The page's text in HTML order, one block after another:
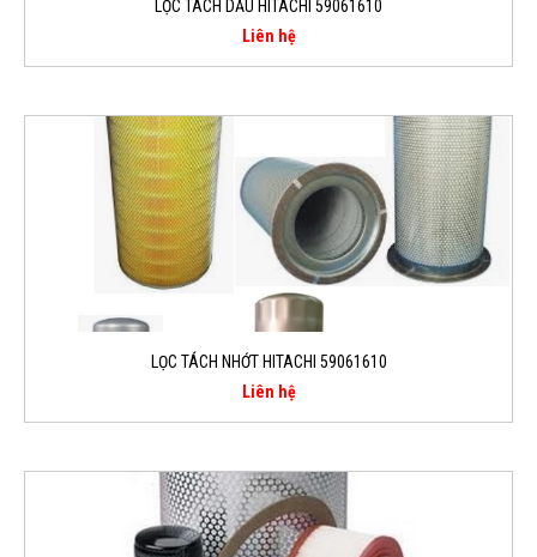
LỌC TÁCH DẦU HITACHI 59061610
Liên hệ
LỌC TÁCH NHỚT HITACHI 59061610
Liên hệ